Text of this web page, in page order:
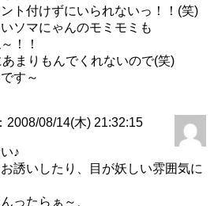
ト付けずにいられないっ！！(笑)
ソマにゃんのモミモミも
！！
まりもんでくれないので(笑)
す～
2008/08/14(木) 21:32:15
♪
誘いしたり、目が妖しい雰囲気に
ったらぁ～、